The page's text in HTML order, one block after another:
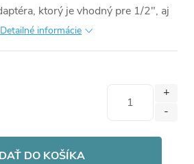
ktorý je vhodný pre 1/2", aj
Detailné informácie
DO KOŠÍKA